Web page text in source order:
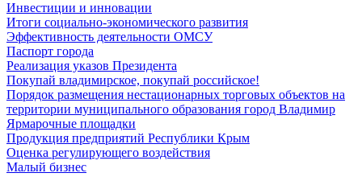
Инвестиции и инновации
Итоги социально-экономического развития
Эффективность деятельности ОМСУ
Паспорт города
Реализация указов Президента
Покупай владимирское, покупай российское!
Порядок размещения нестационарных торговых объектов на
территории муниципального образования город Владимир
Ярмарочные площадки
Продукция предприятий Республики Крым
Оценка регулирующего воздействия
Малый бизнес